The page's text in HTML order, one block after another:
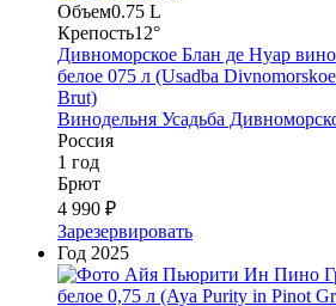
Объем0.75 L
Крепость12°
Дивноморское Блан де Нуар
белое 075 л (Usadba
Brut)
Винодельня Усадьба
Россия
1 год
Брют
4 990 ₽
Зарезервировать
Год 2025